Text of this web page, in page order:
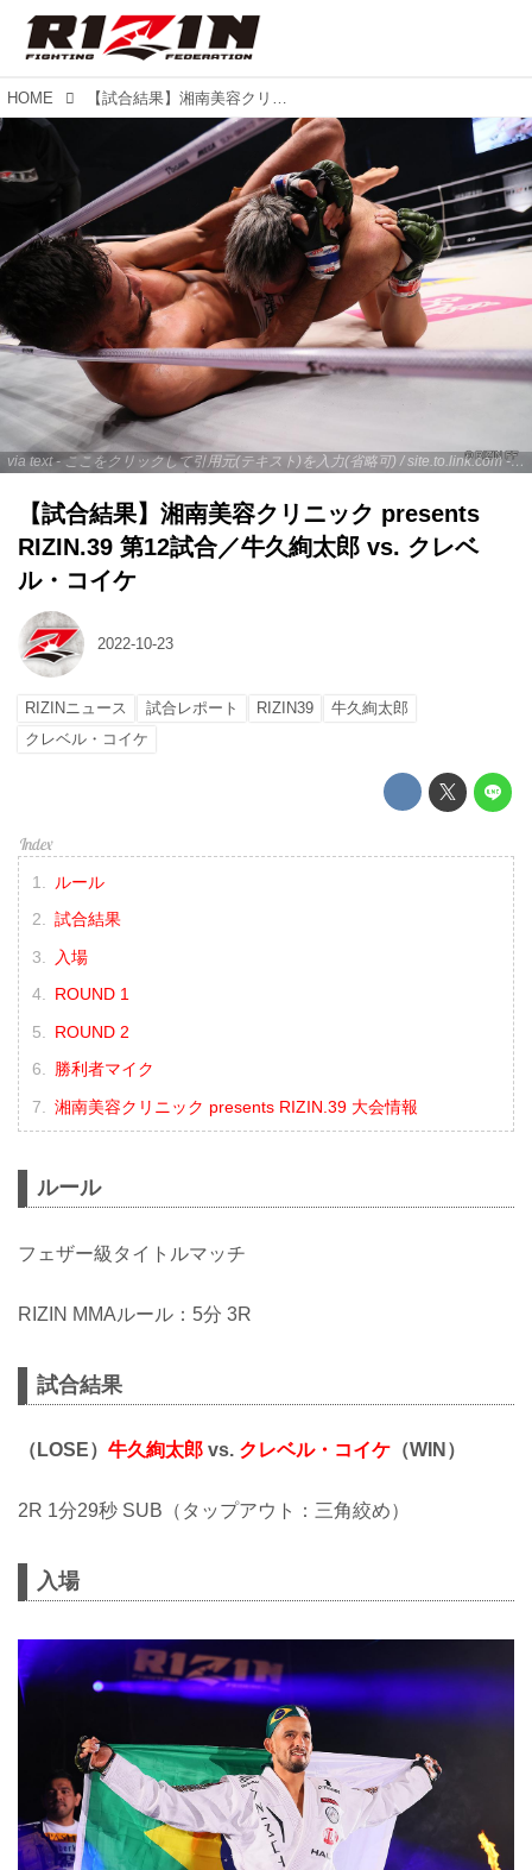
HOME 【試合結果】湘南美容クリニック presents RIZIN.39 第12試合／牛久絢太郎 vs. クレベル・コイケ
via text - ここをクリックして引用元(テキスト)を入力(省略可) / site.to.link.com - ここをクリックして引用元を入力(省略可)
【試合結果】湘南美容クリニック presents
RIZIN.39 第12試合／牛久絢太郎 vs. クレベ
ル・コイケ
2022-10-23
RIZINニュース 試合レポート RIZIN39
牛久絢太郎
クレベル・コイケ
ルール
試合結果
入場
ROUND 1
ROUND 2
勝利者マイク
湘南美容クリニック presents RIZIN.39 大会情報
ルール
フェザー級タイトルマッチ
RIZIN MMAルール：5分 3R
試合結果
（LOSE） 牛久絢太郎 vs. クレベル・コイケ （WIN）
2R 1分29秒 SUB（タップアウト：三角絞め）
入場